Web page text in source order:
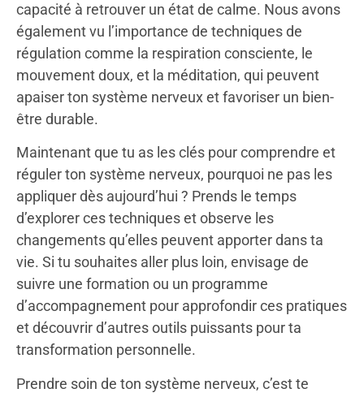
capacité à retrouver un état de calme. Nous avons
également vu l’importance de techniques de
régulation comme la respiration consciente, le
mouvement doux, et la méditation, qui peuvent
apaiser ton système nerveux et favoriser un bien-
être durable.
Maintenant que tu as les clés pour comprendre et
réguler ton système nerveux, pourquoi ne pas les
appliquer dès aujourd’hui ? Prends le temps
d’explorer ces techniques et observe les
changements qu’elles peuvent apporter dans ta
vie. Si tu souhaites aller plus loin, envisage de
suivre une formation ou un programme
d’accompagnement pour approfondir ces pratiques
et découvrir d’autres outils puissants pour ta
transformation personnelle.
Prendre soin de ton système nerveux, c’est te